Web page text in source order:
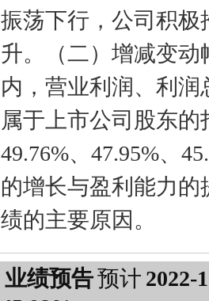
振荡下行，公司积
升。（二）增减变动
内，营业利润、利
属于上市公司股东
49.76%、47.95%、
的增长与盈利能力
绩的主要原因。
业绩预告预计 2022-